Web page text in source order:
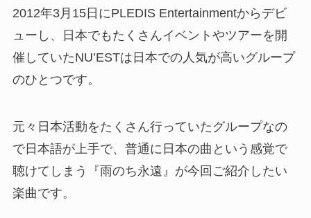
2012年3月15日にPLEDIS Entertainmentからデビ
ューし、日本でもたくさんイベントやツアーを開
催していたNU’ESTは日本での人気が高いグループ
のひとつです。
元々日本活動をたくさん行っていたグループなの
で日本語が上手で、普通に日本の曲という感覚で
聴けてしまう『雨のち永遠』が今回ご紹介したい
楽曲です。